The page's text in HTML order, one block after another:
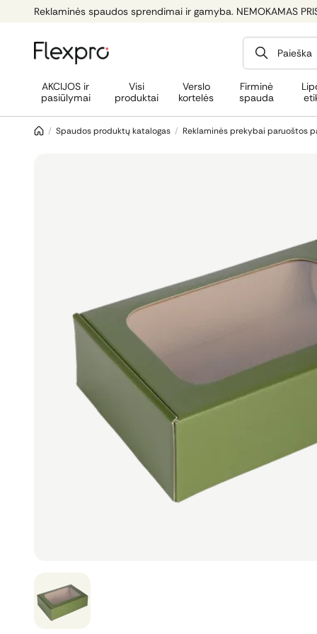
Reklaminės spaudos sprendimai ir gamyba. NEMOKAMAS
Paieška
AKCIJOS ir
pasiūlymai
Visi
produktai
Verslo
kortelės
Firminė
spauda
/ Spaudos produktų katalogas / Reklaminės prekybai paruoštos